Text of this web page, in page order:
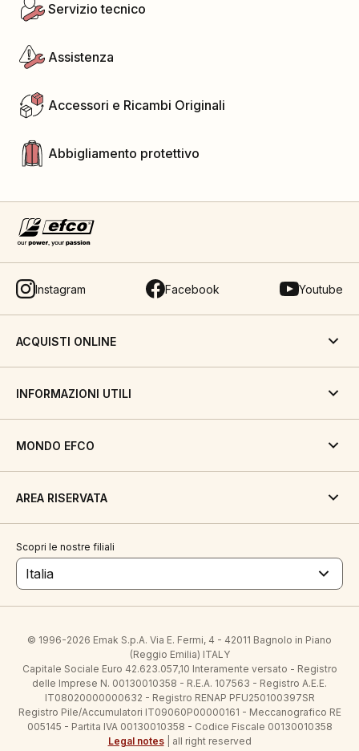
Servizio tecnico
Assistenza
Accessori e Ricambi Originali
Abbigliamento protettivo
Instagram Facebook Youtube
ACQUISTI ONLINE
INFORMAZIONI UTILI
MONDO EFCO
AREA RISERVATA
Scopri le nostre filiali
Italia
© 1996-2026 Emak S.p.A. Via E. Fermi, 4 - 42011 Bagnolo in Piano
(Reggio Emilia) ITALY
Capitale Sociale Euro 42.623.057,10 Interamente versato - Registro
delle Imprese N. 00130010358 - R.E.A. 107563 - Registro A.E.E.
IT08020000000632 - Registro RENAP PFU250100397SR
Registro Pile/Accumulatori IT09060P00000161 - Meccanografico RE
005145 - Partita IVA 00130010358 - Codice Fiscale 00130010358
Legal notes| all right reserved